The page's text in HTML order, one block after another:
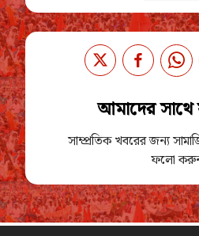
আমাদের
সাম্প্রতিক খবরের জন্য
ফলো